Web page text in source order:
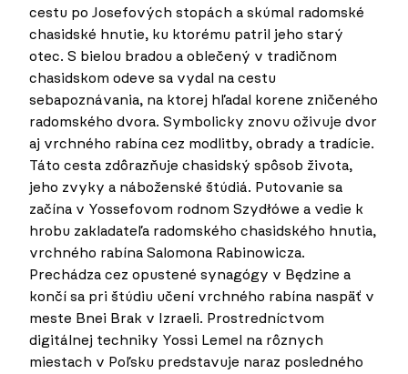
cestu po Josefových stopách a skúmal radomské
chasidské hnutie, ku ktorému patril jeho starý
otec. S bielou bradou a oblečený v tradičnom
chasidskom odeve sa vydal na cestu
sebapoznávania, na ktorej hľadal korene zničeného
radomského dvora. Symbolicky znovu oživuje dvor
aj vrchného rabína cez modlitby, obrady a tradície.
Táto cesta zdôrazňuje chasidský spôsob života,
jeho zvyky a náboženské štúdiá. Putovanie sa
začína v Yossefovom rodnom Szydłówe a vedie k
hrobu zakladateľa radomského chasidského hnutia,
vrchného rabína Salomona Rabinowicza.
Prechádza cez opustené synagógy v Będzine a
končí sa pri štúdiu učení vrchného rabína naspäť v
meste Bnei Brak v Izraeli. Prostredníctvom
digitálnej techniky Yossi Lemel na rôznych
miestach v Poľsku predstavuje naraz posledného